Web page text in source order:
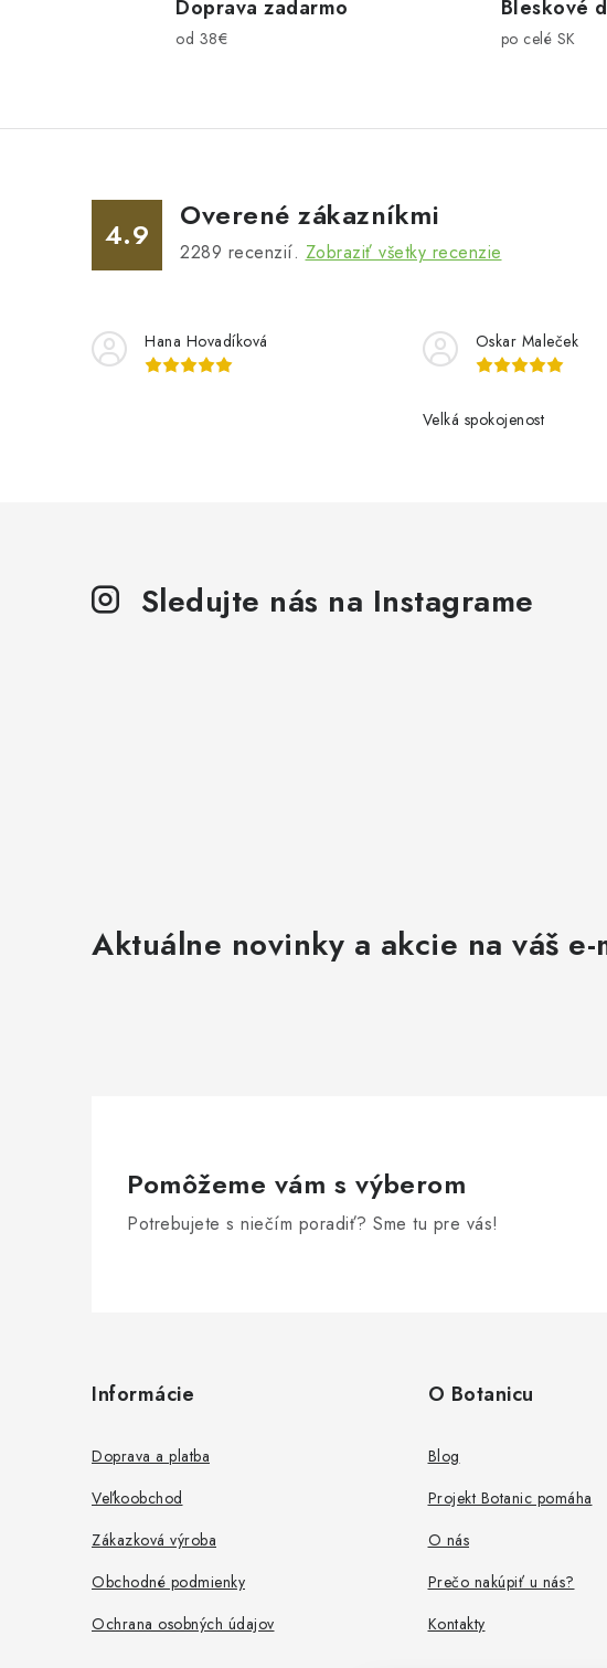
a
i
e
p
v
k
s
Doprava zadarmo
od 38€
Bleskové
po celé SK
4.9
Overené zákazníkmi
2289 recenzií. Zobraziť všetky recenzie
Hana Hovadíková Oskar Maleček
Velká spokojenost
Sledujte nás na Instagrame
Aktuálne novinky a akcie na váš e-
Pomôžeme vám s výberom
Potrebujete s niečím poradiť? Sme tu pre vás!
Informácie
Doprava a platba
Veľkoobchod
Zákazková výroba
Obchodné podmienky
Ochrana osobných údajov
O Botanicu
Blog
Projekt Botanic pomáha
O nás
Prečo nakúpiť u nás?
Kontakty